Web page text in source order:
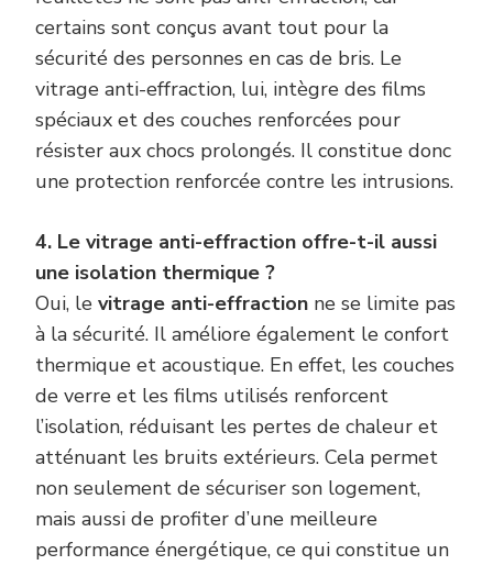
certains sont conçus avant tout pour la
sécurité des personnes en cas de bris. Le
vitrage anti-effraction, lui, intègre des films
spéciaux et des couches renforcées pour
résister aux chocs prolongés. Il constitue donc
une protection renforcée contre les intrusions.
4. Le vitrage anti-effraction offre-t-il aussi
une isolation thermique ?
Oui, le vitrage anti-effraction ne se limite pas
à la sécurité. Il améliore également le confort
thermique et acoustique. En effet, les couches
de verre et les films utilisés renforcent
l’isolation, réduisant les pertes de chaleur et
atténuant les bruits extérieurs. Cela permet
non seulement de sécuriser son logement,
mais aussi de profiter d’une meilleure
performance énergétique, ce qui constitue un